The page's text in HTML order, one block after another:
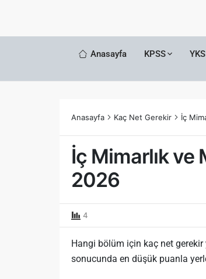
Anasayfa KPSS YKS
Anasayfa Kaç Net Gerekir İç
İç Mimarlık ve
2026
4
Hangi bölüm için kaç net gerekir
sonucunda en düşük puanla